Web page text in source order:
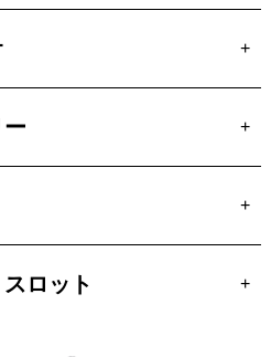
ー +
+
ロット +